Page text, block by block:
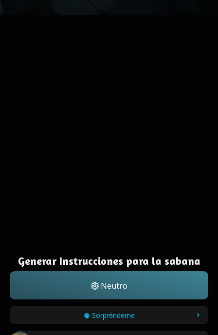
Generar Instrucciones para la sabana
Neutro
Sorpréndeme